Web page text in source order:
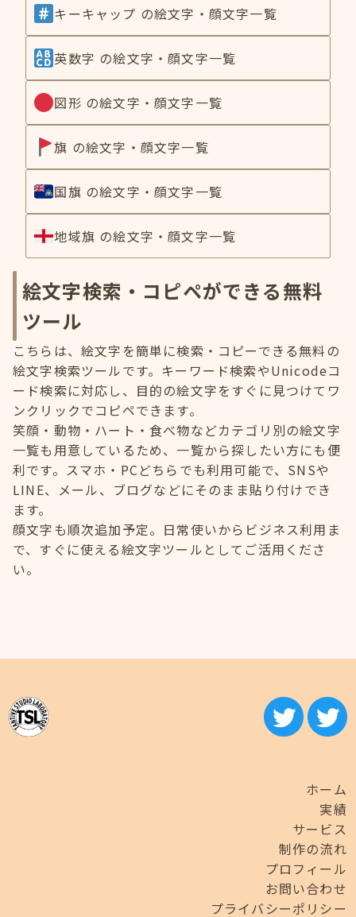
キーキャップ の絵文字・顔文字一覧
英数字 の絵文字・顔文字一覧
図形 の絵文字・顔文字一覧
旗 の絵文字・顔文字一覧
国旗 の絵文字・顔文字一覧
地域旗 の絵文字・顔文字一覧
絵文字検索・コピペができる無料
ツール
こちらは、絵文字を簡単に検索・コピーできる無料の
絵文字検索ツールです。キーワード検索やUnicodeコ
ード検索に対応し、目的の絵文字をすぐに見つけてワ
ンクリックでコピペできます。
笑顔・動物・ハート・食べ物などカテゴリ別の絵文字
一覧も用意しているため、一覧から探したい方にも便
利です。スマホ・PCどちらでも利用可能で、SNSや
LINE、メール、ブログなどにそのまま貼り付けでき
ます。
顔文字も順次追加予定。日常使いからビジネス利用ま
で、すぐに使える絵文字ツールとしてご活用くださ
い。
ホーム
実績
サービス
制作の流れ
プロフィール
お問い合わせ
プライバシーポリシー